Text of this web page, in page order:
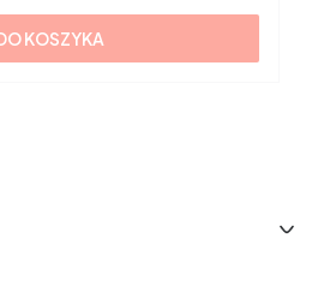
KOSZYKA